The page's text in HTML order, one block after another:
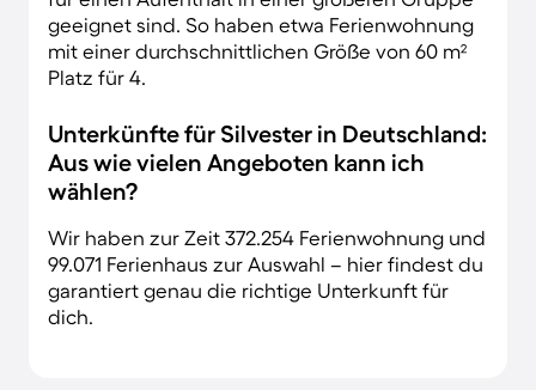
geeignet sind. So haben etwa Ferienwohnung
mit einer durchschnittlichen Größe von 60 m²
Platz für 4.
Unterkünfte für Silvester in Deutschland:
Aus wie vielen Angeboten kann ich
wählen?
Wir haben zur Zeit 372.254 Ferienwohnung und
99.071 Ferienhaus zur Auswahl – hier findest du
garantiert genau die richtige Unterkunft für
dich.